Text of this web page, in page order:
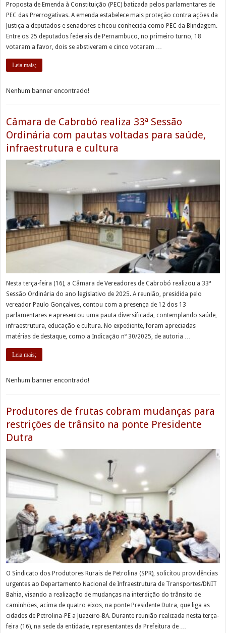
Proposta de Emenda à Constituição (PEC) batizada pelos parlamentares de
PEC das Prerrogativas. A emenda estabelece mais proteção contra ações da
Justiça a deputados e senadores e ficou conhecida como PEC da Blindagem.
Entre os 25 deputados federais de Pernambuco, no primeiro turno, 18
votaram a favor, dois se abstiveram e cinco votaram …
Leia mais;
Nenhum banner encontrado!
Câmara de Cabrobó realiza 33ª Sessão
Ordinária com pautas voltadas para saúde,
infraestrutura e cultura
Nesta terça-feira (16), a Câmara de Vereadores de Cabrobó realizou a 33ª
Sessão Ordinária do ano legislativo de 2025. A reunião, presidida pelo
vereador Paulo Gonçalves, contou com a presença de 12 dos 13
parlamentares e apresentou uma pauta diversificada, contemplando saúde,
infraestrutura, educação e cultura. No expediente, foram apreciadas
matérias de destaque, como a Indicação nº 30/2025, de autoria …
Leia mais;
Nenhum banner encontrado!
Produtores de frutas cobram mudanças para
restrições de trânsito na ponte Presidente
Dutra
O Sindicato dos Produtores Rurais de Petrolina (SPR), solicitou providências
urgentes ao Departamento Nacional de Infraestrutura de Transportes/DNIT
Bahia, visando a realização de mudanças na interdição do trânsito de
caminhões, acima de quatro eixos, na ponte Presidente Dutra, que liga as
cidades de Petrolina-PE a Juazeiro-BA. Durante reunião realizada nesta terça-
feira (16), na sede da entidade, representantes da Prefeitura de …